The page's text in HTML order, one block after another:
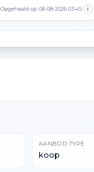
Opgehaald op: 06-08-2026 03:45 i
AANBOD TYPE
koop